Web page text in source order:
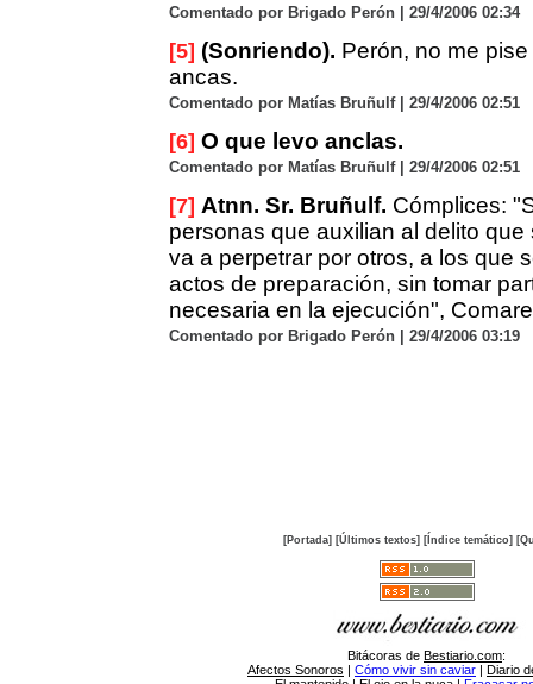
Comentado por Brigado Perón | 29/4/2006 02:34
[5] (Sonriendo). Perón, no me
ancas.
Comentado por Matías Bruñulf | 29/4/2006 02:51
[6] O que levo anclas.
Comentado por Matías Bruñulf | 29/4/2006 02:51
[7] Atnn. Sr. Bruñulf. Cómplices:
personas que auxilian al delito
va a perpetrar por otros, a los que
actos de preparación, sin tomar
necesaria en la ejecución",
Comentado por Brigado Perón | 29/4/2006 03:19
[Portada] [Últimos textos] [Índice temático]
Bitácoras de Bestiario.com:
Afectos Sonoros | Cómo vivir sin caviar | Diario